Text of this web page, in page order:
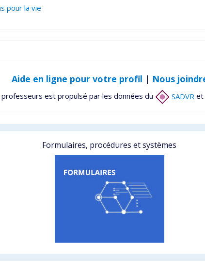
pour la vie
Aide en ligne pour votre profil | Nous
est propulsé par les données du SADVR et
Formulaires, procédures et systèmes